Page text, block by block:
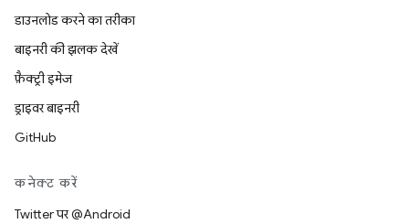
डाउनलोड करने का तरीका
बाइनरी की झलक देखें
फ़ैक्ट्री इमेज
ड्राइवर बाइनरी
GitHub
कनेक्ट करें
Twitter पर @Android